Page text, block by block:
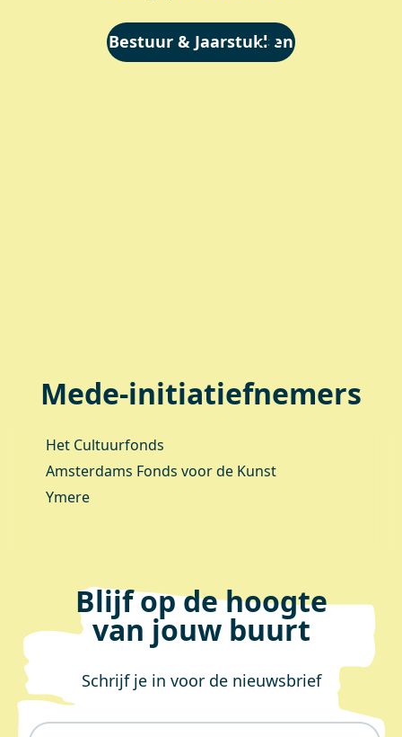
Bestuur & Jaarstukken
Mede-initiatiefnemers
Het Cultuurfonds
Amsterdams Fonds voor de Kunst
Ymere
Blijf op de hoogte
van jouw buurt
Schrijf je in voor de nieuwsbrief
E-mailadres